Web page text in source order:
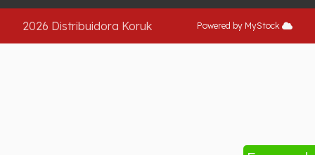
2026 Distribuidora Koruk Powered by MyStock